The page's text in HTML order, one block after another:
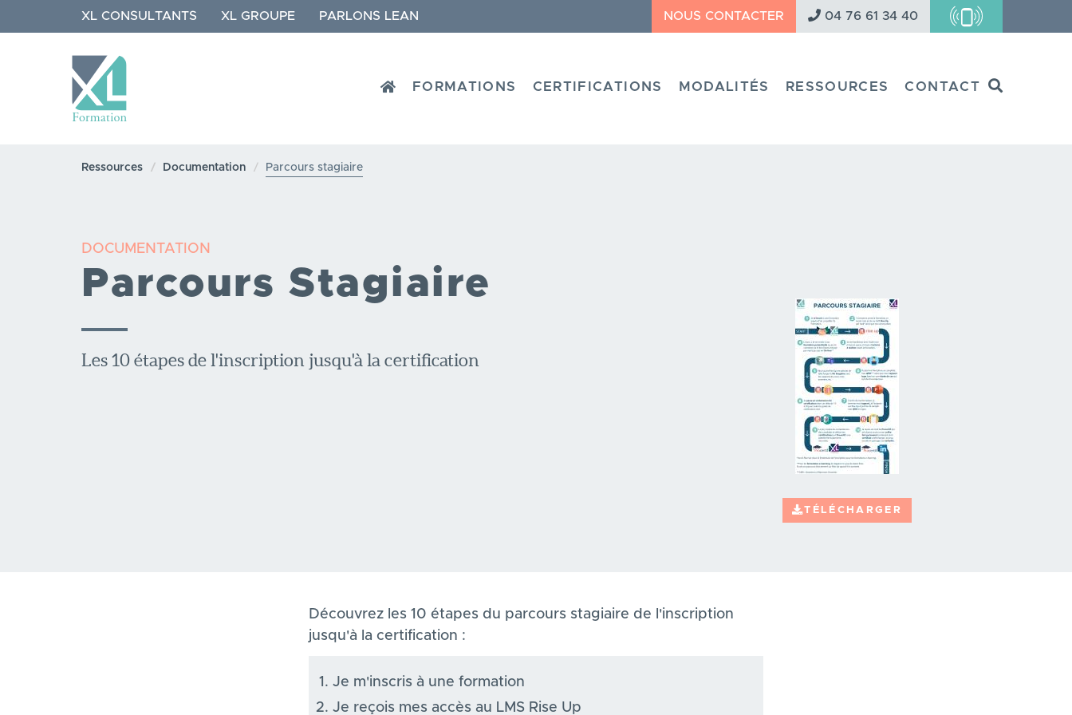
au
XL CONSULTANTS XL GROUPE PARLONS LEAN NOUS CONTACTER 04 76 61 34 40
NAVIGATION
HOME
FORMATIONS CERTIFICATIONS MODALITÉS RESSOURCES CONTACT
Ressources Documentation Parcours stagiaire
DOCUMENTATION
Parcours Stagiaire
Les 10 étapes de l'inscription jusqu'à la certification
TÉLÉCHARGER
Découvrez les 10 étapes du parcours stagiaire de l'inscription
jusqu'à la certification :
Je m'inscris à une formation
Je reçois mes accès au LMS Rise Up